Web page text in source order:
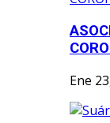
Ene